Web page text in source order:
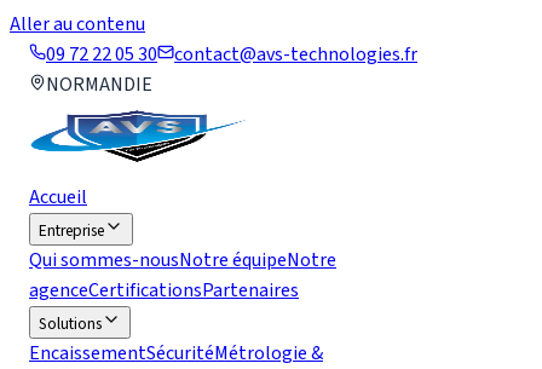
Aller au contenu
09 72 22 05 30
contact@avs-technologies.fr
NORMANDIE
Accueil
Entreprise
Qui sommes-nousNotre équipeNotre
agenceCertificationsPartenaires
Solutions
EncaissementSécuritéMétrologie &